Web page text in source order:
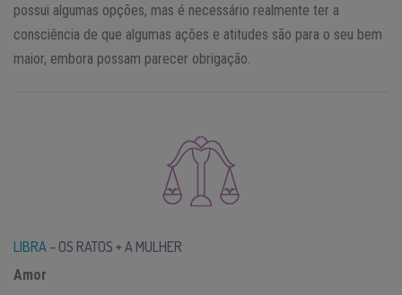
possui algumas opções, mas é necessário realmente ter a
consciência de que algumas ações e atitudes são para o seu bem
maior, embora possam parecer obrigação.
LIBRA – OS RATOS + A MULHER
Amor